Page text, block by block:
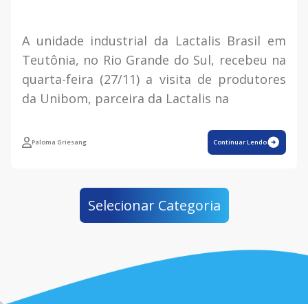
A unidade industrial da Lactalis Brasil em
Teutônia, no Rio Grande do Sul, recebeu na
quarta-feira (27/11) a visita de produtores
da Unibom, parceira da Lactalis na
Paloma Griesang Continuar Lendo
Selecionar Categoria